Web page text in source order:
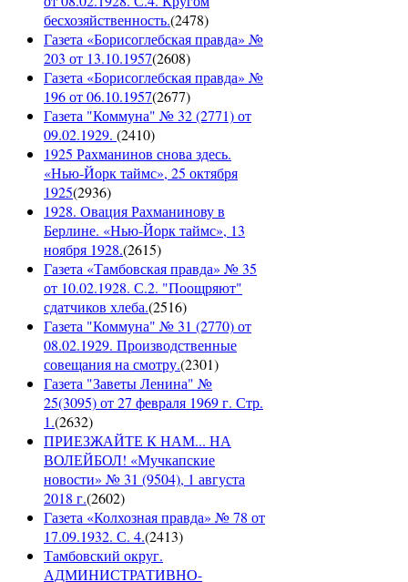
бесхозяйственность.(2478)
Газета «Борисоглебская правда» №
203 от 13.10.1957(2608)
Газета «Борисоглебская правда» №
196 от 06.10.1957(2677)
Газета "Коммуна" № 32 (2771) от
09.02.1929. (2410)
1925 Рахманинов снова здесь.
«Нью-Йорк таймс», 25 октября
1925(2936)
1928. Овация Рахманинову в
Берлине. «Нью-Йорк таймс», 13
ноября 1928.(2615)
Газета «Тамбовская правда» № 35
от 10.02.1928. С.2. "Поощряют"
сдатчиков хлеба.(2516)
Газета "Коммуна" № 31 (2770) от
08.02.1929. Производственные
совещания на смотру.(2301)
Газета "Заветы Ленина" №
25(3095) от 27 февраля 1969 г. Стр.
1.(2632)
ПРИЕЗЖАЙТЕ К НАМ... НА
ВОЛЕЙБОЛ! «Мучкапские
новости» № 31 (9504), 1 августа
2018 г.(2602)
Газета «Колхозная правда» № 78 от
17.09.1932. С. 4.(2413)
Тамбовский округ.
АДМИНИСТРАТИВНО-